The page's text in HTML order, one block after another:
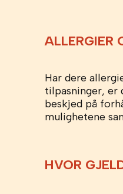
ALLERGIER
Har dere
tilpasninger, er
beskjed på
mulighetene
HVOR